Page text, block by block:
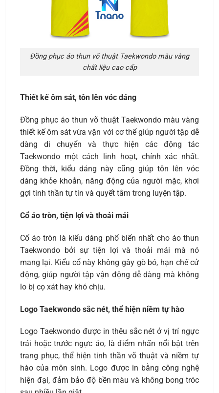
Đồng phục áo thun võ thuật Taekwondo màu vàng
chất liệu cao cấp
Thiết kế ôm sát, tôn lên vóc dáng
Đồng phục áo thun võ thuật Taekwondo màu vàng
thiết kế ôm sát vừa vặn với cơ thể giúp người tập dễ
dàng di chuyển và thực hiện các động tác
Taekwondo một cách linh hoạt, chính xác nhất.
Đồng thời, kiểu dáng này cũng giúp tôn lên vóc
dáng khỏe khoắn, năng động của người mặc, khơi
gợi tinh thần tự tin và quyết tâm trong luyện tập.
Cổ áo tròn, tiện lợi và thoải mái
Cổ áo tròn là kiểu dáng phổ biến nhất cho áo thun
Taekwondo bởi sự tiện lợi và thoải mái mà nó
mang lại. Kiểu cổ này không gây gò bó, hạn chế cử
động, giúp người tập vận động dễ dàng mà không
lo bị cọ xát hay khó chịu.
Logo Taekwondo sắc nét, thể hiện niềm tự hào
Logo Taekwondo được in thêu sắc nét ở vị trí ngực
trái hoặc trước ngực áo, là điểm nhấn nổi bật trên
trang phục, thể hiện tinh thần võ thuật và niềm tự
hào của môn sinh. Logo được in bằng công nghệ
hiện đại, đảm bảo độ bền màu và không bong tróc